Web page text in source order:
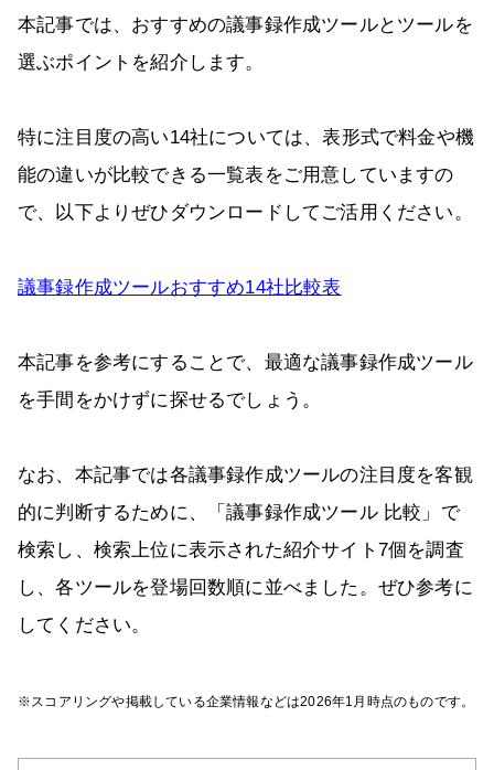
本記事では、おすすめの議事録作成ツールとツールを
選ぶポイントを紹介します。
特に注目度の高い14社については、表形式で料金や機
能の違いが比較できる一覧表をご用意していますの
で、以下よりぜひダウンロードしてご活用ください。
議事録作成ツールおすすめ14社比較表
本記事を参考にすることで、最適な議事録作成ツール
を手間をかけずに探せるでしょう。
なお、本記事では各議事録作成ツールの注目度を客観
的に判断するために、「議事録作成ツール 比較」で
検索し、検索上位に表示された紹介サイト7個を調査
し、各ツールを登場回数順に並べました。ぜひ参考に
してください。
※スコアリングや掲載している企業情報などは2026年1月時点のものです。